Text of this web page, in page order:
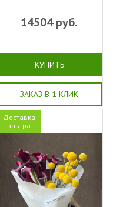
14504руб.
КУПИТЬ
ЗАКАЗ В 1 КЛИК
Доставка
завтра